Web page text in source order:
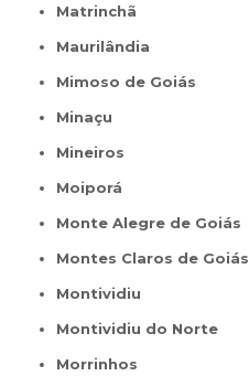
Matrinchã
Maurilândia
Mimoso de Goiás
Minaçu
Mineiros
Moiporá
Monte Alegre de Goiás
Montes Claros de Goiás
Montividiu
Montividiu do Norte
Morrinhos